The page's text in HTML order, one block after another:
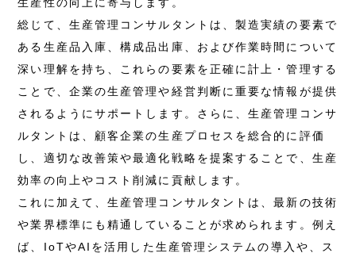
総じて、生産管理コンサルタントは、製造実績の要素で
ある生産品入庫、構成品出庫、および作業時間について
深い理解を持ち、これらの要素を正確に計上・管理する
ことで、企業の生産管理や経営判断に重要な情報が提供
されるようにサポートします。さらに、生産管理コンサ
ルタントは、顧客企業の生産プロセスを総合的に評価
し、適切な改善策や最適化戦略を提案することで、生産
効率の向上やコスト削減に貢献します。
これに加えて、生産管理コンサルタントは、最新の技術
や業界標準にも精通していることが求められます。例え
ば、IoTやAIを活用した生産管理システムの導入や、ス